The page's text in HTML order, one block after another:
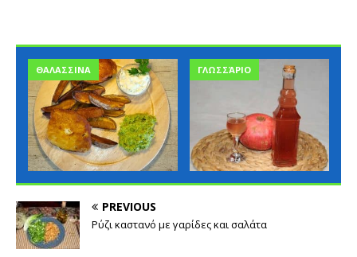
ΘΑΛΑΣΣΙΝΑ ΓΛΩΣΣΆΡΙΟ
PREVIOUS
Ρύζι καστανό με γαρίδες και σαλάτα